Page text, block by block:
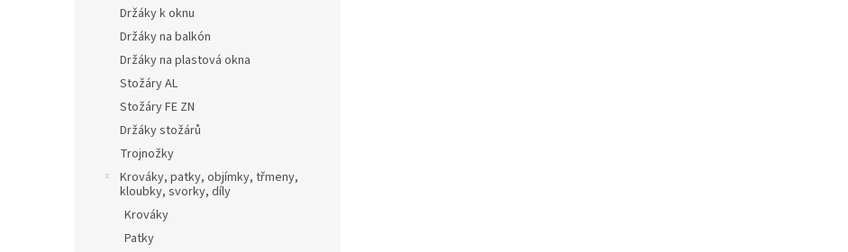
Držáky k oknu
Držáky na balkón
Držáky na plastová okna
Stožáry AL
Stožáry FE ZN
Držáky stožárů
Trojnožky
Krováky, patky, objímky, třmeny,
kloubky, svorky, díly
Krováky
Patky